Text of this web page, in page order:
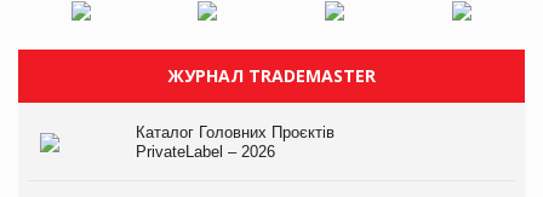
ЖУРНАЛ TRADEMASTER
Каталог Головних Проєктів
PrivateLabel – 2026